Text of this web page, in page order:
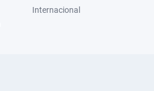
Internacional